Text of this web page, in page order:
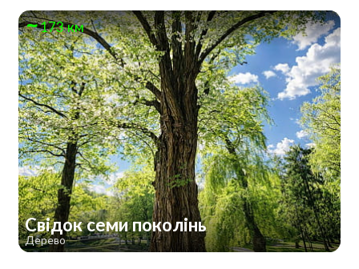
173 км
Свідок семи поколінь
Дерево